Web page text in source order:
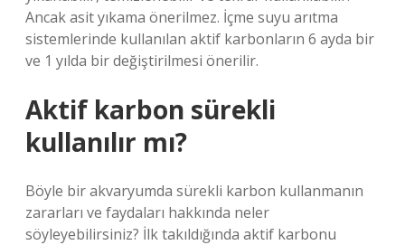
Ancak asit yıkama önerilmez. İçme suyu arıtma
sistemlerinde kullanılan aktif karbonların 6 ayda bir
ve 1 yılda bir değiştirilmesi önerilir.
Aktif karbon sürekli
kullanılır mı?
Böyle bir akvaryumda sürekli karbon kullanmanın
zararları ve faydaları hakkında neler
söyleyebilirsiniz? İlk takıldığında aktif karbonu